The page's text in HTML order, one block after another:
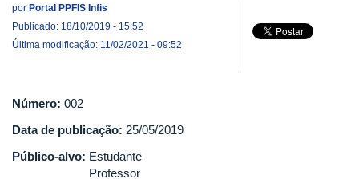
por Portal PPFIS Infis
Publicado: 18/10/2019 - 15:52
Última modificação: 11/02/2021 - 09:52
Número: 002
Data de publicação: 25/05/2019
Público-alvo: Estudante
Professor